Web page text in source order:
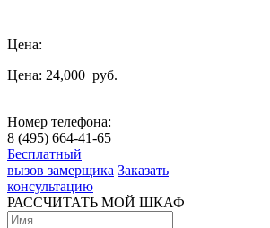
Цена:
Цена: 24,000 руб.
Номер телефона:
8 (495) 664-41-65
Бесплатный
вызов замерщика Заказать
консультацию
РАССЧИТАТЬ МОЙ ШКАФ